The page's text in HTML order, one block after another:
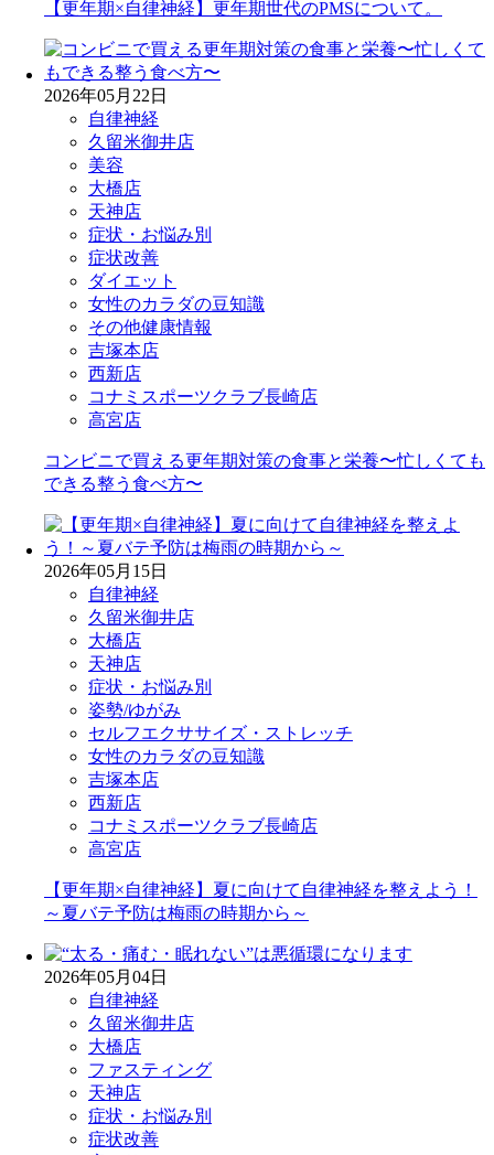
【更年期×自律神経】更年期世代のPMSについて。
2026年05月22日
自律神経
久留米御井店
美容
大橋店
天神店
症状・お悩み別
症状改善
ダイエット
女性のカラダの豆知識
その他健康情報
吉塚本店
西新店
コナミスポーツクラブ長崎店
高宮店
コンビニで買える更年期対策の食事と栄養〜忙しくても
できる整う食べ方〜
2026年05月15日
自律神経
久留米御井店
大橋店
天神店
症状・お悩み別
姿勢/ゆがみ
セルフエクササイズ・ストレッチ
女性のカラダの豆知識
吉塚本店
西新店
コナミスポーツクラブ長崎店
高宮店
【更年期×自律神経】夏に向けて自律神経を整えよう！
～夏バテ予防は梅雨の時期から～
2026年05月04日
自律神経
久留米御井店
大橋店
ファスティング
天神店
症状・お悩み別
症状改善